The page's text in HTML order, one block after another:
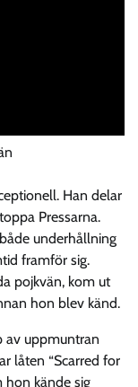
Han delar
Pressarna.
underhållning
framför sig.
pojkvän, kom ut
hon blev känd.
av uppmuntran
låten “Scarred for
hon kände sig